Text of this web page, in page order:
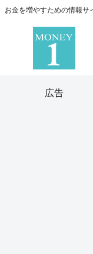
お金を増やすための情報サ
広告